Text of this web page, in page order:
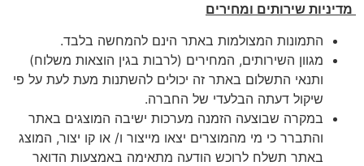
מדיניות שירותים ומחירים
התמונות המצולמות באתר הינם להמחשה בלבד.
מגוון השירותים, המחירים (לרבות בגין הוצאות משלוח)
ותנאי התשלום באתר זה יכולים להשתנות מעת לעת על פי
שיקול דעתה הבלעדי של החברה.
במקרה שבוצעה הזמנה מערכות ישיבה המוצגים באתר
והתברר כי מי מהמוצרים יצאו מייצור ו/ או קו יצור, המוצג
באתר תשלח לרוכש הודעה מתאימה באמצעות הדואר